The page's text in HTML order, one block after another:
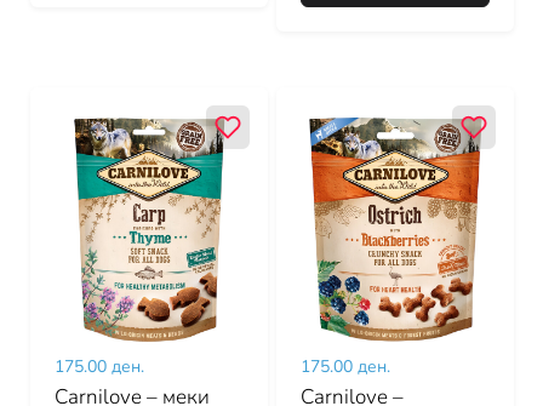
175.00 ден.
Carnilove – меки
175.00 ден.
Carnilove –